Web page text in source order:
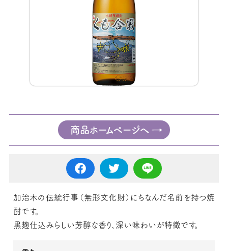
商品ホームページへ
加治木の伝統行事（無形文化財）にちなんだ名前を持つ焼
酎です。
黒麹仕込みらしい芳醇な香り、深い味わいが特徴です。